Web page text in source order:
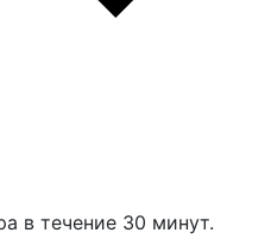
в течение 30 минут.